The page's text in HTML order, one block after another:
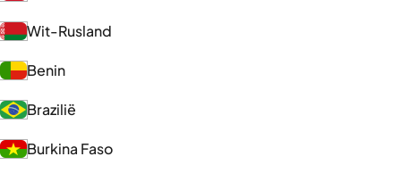
Wit-Rusland
Benin
Brazilië
Burkina Faso